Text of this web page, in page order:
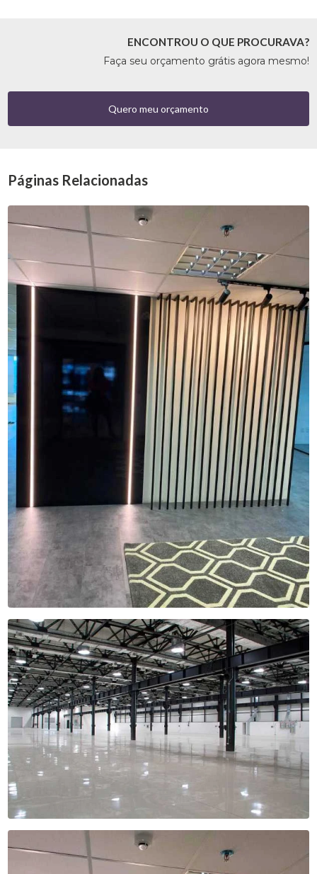
ENCONTROU O QUE PROCURAVA?
Faça seu orçamento grátis agora mesmo!
Quero meu orçamento
Páginas Relacionadas